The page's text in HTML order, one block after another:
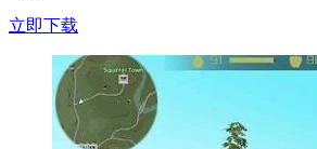
立即下载